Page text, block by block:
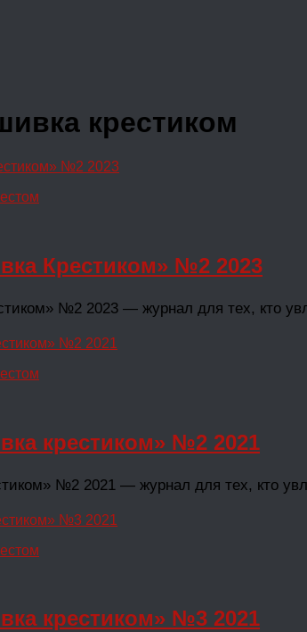
крестиком
Крестиком» №2 2023
№2 2023 — журнал для тех, кто
крестиком» №2 2021
№2 2021 — журнал для тех, кто
крестиком» №3 2021